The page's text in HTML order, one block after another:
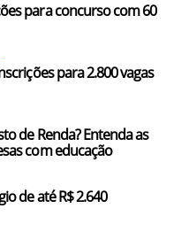
para concurso com 60
para 2.800 vagas
de Renda? Entenda as
com educação
de até R$ 2.640